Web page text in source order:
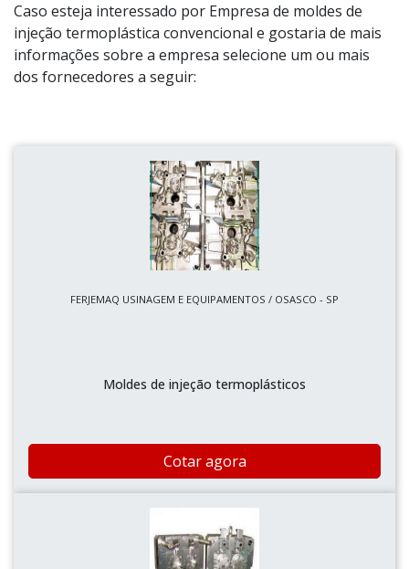
Caso esteja interessado por Empresa de moldes de
injeção termoplástica convencional e gostaria de mais
informações sobre a empresa selecione um ou mais
dos fornecedores a seguir:
FERJEMAQ USINAGEM E EQUIPAMENTOS / OSASCO - SP
Moldes de injeção termoplásticos
Cotar agora